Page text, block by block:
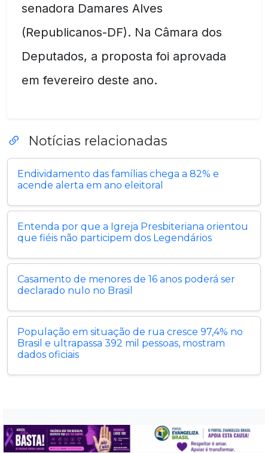
senadora Damares Alves
(Republicanos-DF). Na Câmara dos
Deputados, a proposta foi aprovada
em fevereiro deste ano.
Notícias relacionadas
Endividamento das famílias chega a 82% e
acende alerta em ano eleitoral
Entenda por que a Igreja Presbiteriana orientou
que fiéis não participem dos Legendários
Casamento de menores de 16 anos poderá ser
declarado nulo no Brasil
População em situação de rua cresce 97,4% no
Brasil e ultrapassa 392 mil pessoas, mostram
dados oficiais